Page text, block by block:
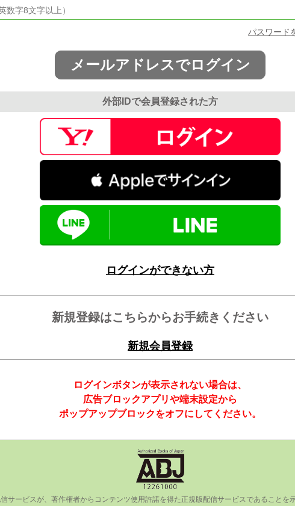
パスワード
メールアドレスでログイン
外部IDで会員登録された方
ログインができない方
新規登録はこちらからお手続きください
新規会員登録
ログインボタンが表示されない場合は、
広告ブロックアプリや端末設定から
ポップアップブロックをオフにしてください。
サービスが、著作権者からコンテンツ使⽤許諾を得た正規版配信サービスであることを